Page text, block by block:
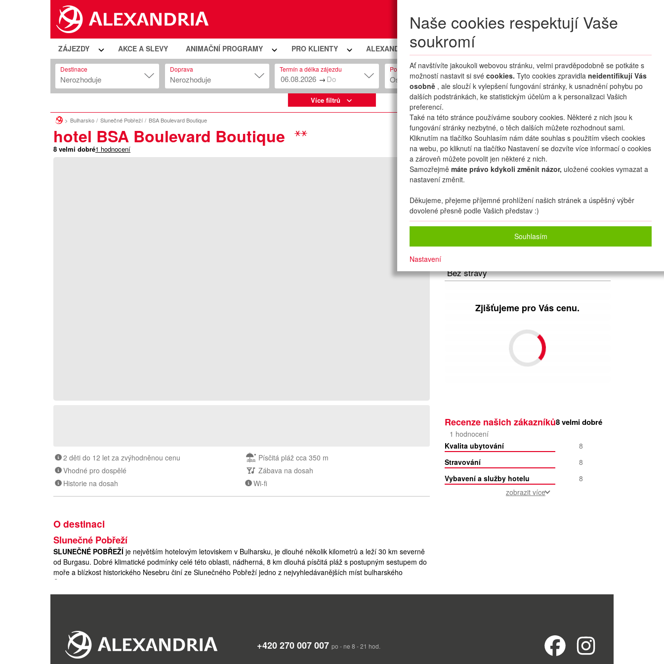
MojePřihlášení
Naše cookies respektují Vaše
soukromí
Ať navštívíte jakoukoli webovou stránku, velmi pravděpodobně se potkáte s
možností nastavit si své cookies. Tyto cookies zpravidla neidentifikují Vás
osobně , ale slouží k vylepšení fungování stránky, k usnadnění pohybu po
dalších podstránkách, ke statistickým účelům a k personalizaci Vašich
preferencí.
Také na této stránce používáme soubory cookies. Některé z nich jsou k
fungování stránky nezbytné, o těch dalších můžete rozhodnout sami.
Kliknutím na tlačítko Souhlasím nám dáte souhlas s použitím všech cookies
na webu, po kliknutí na tlačítko Nastavení se dozvíte více informací o cookies
a zároveň můžete povolit jen některé z nich.
Samozřejmě máte právo kdykoli změnit názor, uložené cookies vymazat a
nastavení změnit.
Děkujeme, přejeme příjemné prohlížení našich stránek a úspěšný výběr
dovolené přesně podle Vašich představ :)
Souhlasím
Nastavení
ZÁJEZDY AKCE A SLEVY ANIMAČNÍ PROGRAMY PRO KLIENTY ALEXANDRIA PREMIUM CLUB
Destinace
Nerozhoduje
Doprava
Nerozhoduje
Termín a délka zájezdu
→
Počet osob
Osob: 2 + 0 HLEDAT ZÁJEZDY
Více filtrů
Bulharsko Slunečné Pobřeží BSA Boulevard Boutique
hotel BSA Boulevard Boutique
8 velmi dobré1 hodnocení mapa oblíbené sdílet
2 děti do 12 let za zvýhodněnou cenu
Písčitá pláž cca 350 m
Vhodné pro dospělé
Zábava na dosah
Historie na dosah
Wi-fi
08.08. – 16.08.2026 (9 dní/7 nocí)
Doprava
Letecky - Ostrava Detail letu
2 dospělí+0 dětí
Bez stravy
Zjišťujeme pro Vás cenu.
Recenze našich zákazníků8velmi dobré
1 hodnocení
Kvalita ubytování
8
Stravování
8
Vybavení a služby hotelu
8
zobrazit více
O destinaci
Slunečné Pobřeží
SLUNEČNÉ POBŘEŽÍ je největším hotelovým letoviskem v Bulharsku, je dlouhé několik kilometrů a leží 30 km severně
od Burgasu. Dobré klimatické podmínky celé této oblasti, nádherná, 8 km dlouhá písčitá pláž s postupným sestupem do
moře a blízkost historického Nesebru činí ze Slunečného Pobřeží jedno z nejvyhledávanějších míst bulharského
Černomoří. Dopravu v letovisku zajišťují minivláčky a spojení s okolními městy pravidelná autobusová doprava.
Slunečné Pobřeží je ideální místo pro strávení příjemné rodinné dovolené se spoustou lákadel pro děti. Na své si přijdou
událostí. Velmi populární jsou také procházky po nádherně osvětlených kolonádách. V posledních letech prodělala
většina hotelů zásadní modernizaci a v ničem si nezadá s hotely v leckterém vyhlášeném turistickém letovisku ve
Středomoří.
+420 270 007 007 po - ne 8 - 21 hod.